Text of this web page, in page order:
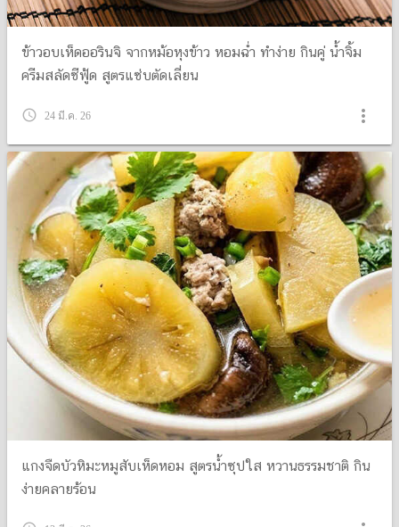
ข้าวอบเห็ดออรินจิ จากหม้อหุงข้าว หอมฉ่ำ ทำง่าย กินคู่ น้ำจิ้ม
ครีมสลัดซีฟู้ด สูตรแซ่บตัดเลี่ยน
query_builder 24 มี.ค. 26 more_vert
แกงจืดบัวหิมะหมูสับเห็ดหอม สูตรน้ำซุปใส หวานธรรมชาติ กิน
ง่ายคลายร้อน